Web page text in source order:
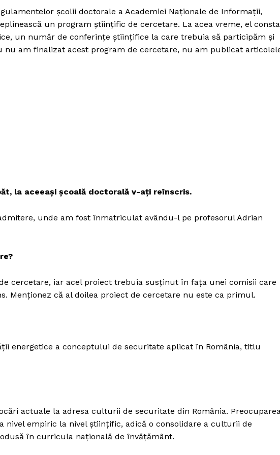
școlii doctorale a Academiei Naționale de Informații,
un program științific de cercetare. La acea vreme, el consta
un număr de conferințe științifice la care trebuia să participăm și
nu am finalizat acest program de cercetare, nu am publicat
la aceeași școală doctorală v-ați reînscris.
unde am fost înmatriculat avându-l pe profesorul Adrian
cercetare, iar acel proiect trebuia susținut în fața unei comisii care
Menționez că al doilea proiect de cercetare nu este ca primul.
energetice a conceptului de securitate aplicat în România, titlu
actuale la adresa culturii de securitate din România.
nivel empiric la nivel științific, adică o consolidare a culturii de
în curricula națională de învățământ.